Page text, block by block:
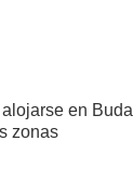
en
zonas